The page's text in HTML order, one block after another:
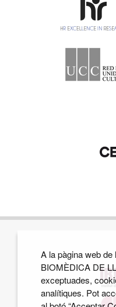
A la pàgina web
BIOMÈDICA DE
exceptuades,
analítiques. Pot